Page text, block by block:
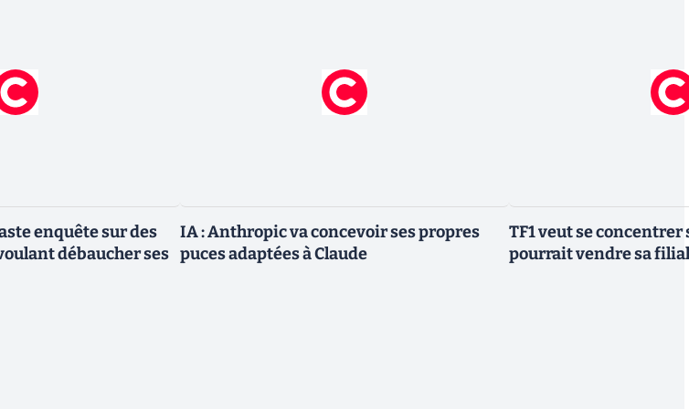
enquête sur des
débaucher ses
IA : Anthropic va concevoir ses propres
puces adaptées à Claude
TF1 veut se
pourrait vendre sa